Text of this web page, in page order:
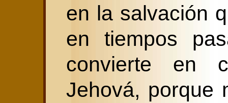
en la salvación
en tiempos
convierte en
Jehová, porque